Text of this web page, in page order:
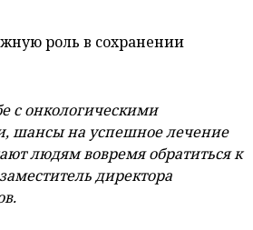
роль в сохранении
с онкологическими
шансы на успешное лечение
людям вовремя обратиться к
директора